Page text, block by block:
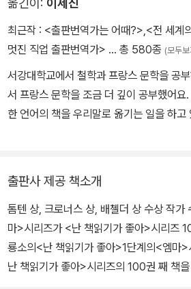
옮긴이: 이세진
최근작 : <출판번역가는 어때?>,<전 세계
멋진 직업 출판번역가> … 총 580종 (모두
서강대학교에서 철학과 프랑스 문학을 공
서 프랑스 문학을 조금 더 깊이 공부했어
한 언어의 책을 우리말로 옮기는 일을 하고
출판사 제공 책소개
톰텐 상, 크로너스 상, 배첼더 상 수상 작가 수지 모건스턴의 신작 <엠
마>시리즈가 <난 책읽기가 좋아>시리즈
룡소의<난 책읽기가 좋아>1단계의<엠마
난 책읽기가 좋아>시리즈의 100권 째 책